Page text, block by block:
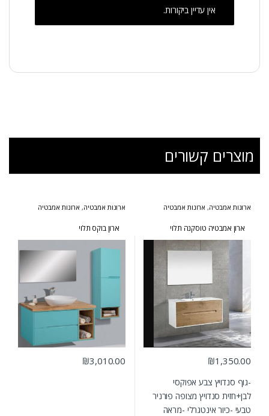
אין עדיין ביקורות.
מוצרים קשורים
ארונות אמבטיה, ארונות אמבטיה
ארונות אמבטיה עומדים,ארונות שירות
המומלצים של אולבט
ארון אמבטיה טוסקנה תלוי
₪1,350.00
-גוף סנדויץ צבע אפוקסי
לבן+חזית סנדויץ מצופה פורניר
טבעי -כיור אינטגרלי -מראה
ארונות אמבטיה, ארונות אמבטיה
ארונות שירות
ארון בוקס תלוי
₪3,010.00